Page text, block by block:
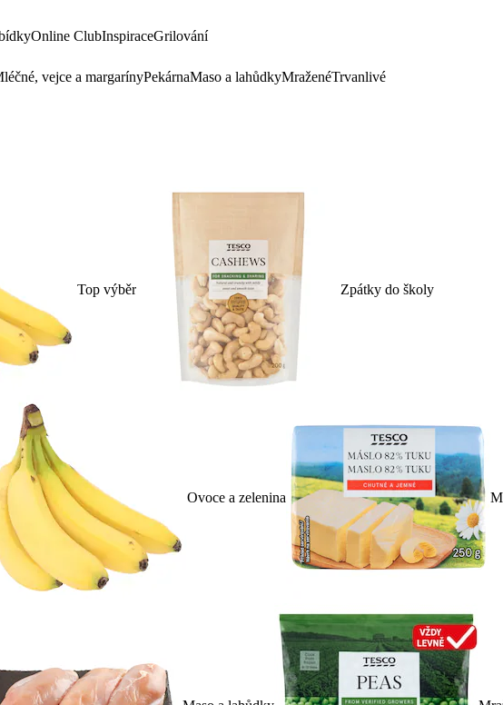
Online ClubInspiraceGrilování
vejce a margarínyPekárnaMaso a lahůdkyMraženéTrvanlivé
Top výběr Zpátky do školy
Ovoce a zelenina